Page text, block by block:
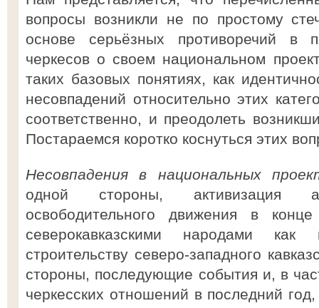
вопросы возникли не по простому
основе серьёзных противоречий в
черкесов о своем национальном
таких базовых понятиях, как
несовпадений относительно этих
соответственно, и преодолеть
Постараемся коротко коснуться этих
Несовпадения в национальных
одной стороны, активизация
освободительного движения в
северокавказскими народами
строительству северо-западного
стороны, последующие события и, в
черкесских отношений в последний